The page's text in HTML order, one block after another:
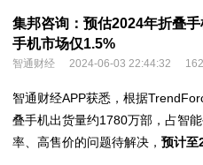
集邦咨询：预估2024年折叠
手机市场仅1.5%
智通财经 2024-06-03 22:44:32
智通财经APP获悉，根据
叠手机出货量约1780万部，占智
率、高售价的问题待解决， 预计至